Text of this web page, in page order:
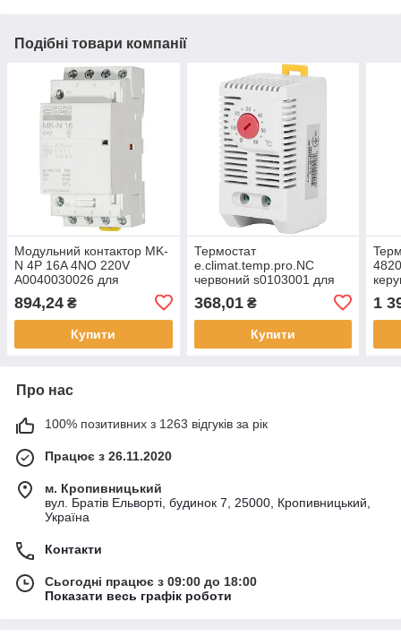
Подібні товари компанії
Модульний контактор MK-
N 4P 16A 4NO 220V
A0040030026 для
автоматизації, керування
та захисту електричних
навантажень
894,24 ₴
Купити
Термостат
e.climat.temp.pro.NC
червоний s0103001 для
всередині
електротехнічних шаф
368,01₴
Купити
1
Про нас
100% позитивних з 1263 відгуків за рік
Працює з 26.11.2020
м. Кропивницький
вул. Братів Ельворті, будинок 7, 25000, Кропивницький,
Україна
Контакти
Сьогодні працює з 09:00 до 18:00
Показати весь графік роботи